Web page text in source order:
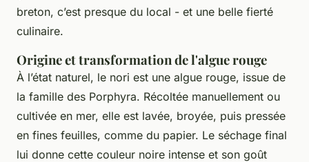
breton, c’est presque du local - et une belle fierté
culinaire.
Origine et transformation de l'algue rouge
À l’état naturel, le nori est une algue rouge, issue de
la famille des Porphyra. Récoltée manuellement ou
cultivée en mer, elle est lavée, broyée, puis pressée
en fines feuilles, comme du papier. Le séchage final
lui donne cette couleur noire intense et son goût